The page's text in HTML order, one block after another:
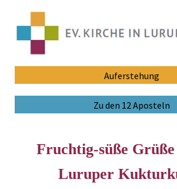
Auferstehung
Zu den 12 Aposteln
Fruchtig-süße Grüße
Luruper